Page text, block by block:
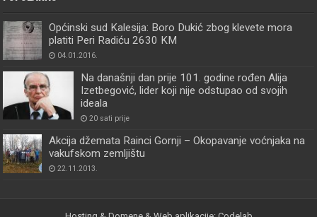
Općinski sud Kalesija: Boro Dukić zbog klevete mora
platiti Peri Radiću 2630 KM
04.01.2016.
Na današnji dan prije 101. godine rođen Alija
Izetbegović, lider koji nije odstupao od svojih
ideala
20 sati prije
Akcija džemata Rainci Gornji – Okopavanje voćnjaka na
vakufskom zemljištu
22.11.2013.